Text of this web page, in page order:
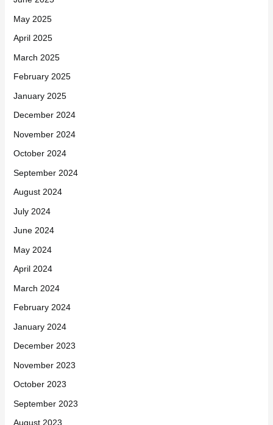
May 2025
April 2025
March 2025
February 2025
January 2025
December 2024
November 2024
October 2024
September 2024
August 2024
July 2024
June 2024
May 2024
April 2024
March 2024
February 2024
January 2024
December 2023
November 2023
October 2023
September 2023
August 2023